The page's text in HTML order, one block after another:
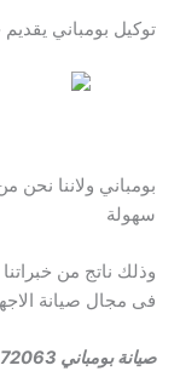
توكيل بومباني
بومباني ولاننا نحن
سهولة
وذلك ناتج من
فى مجال صيانة
صيانة بومباني 01156472063